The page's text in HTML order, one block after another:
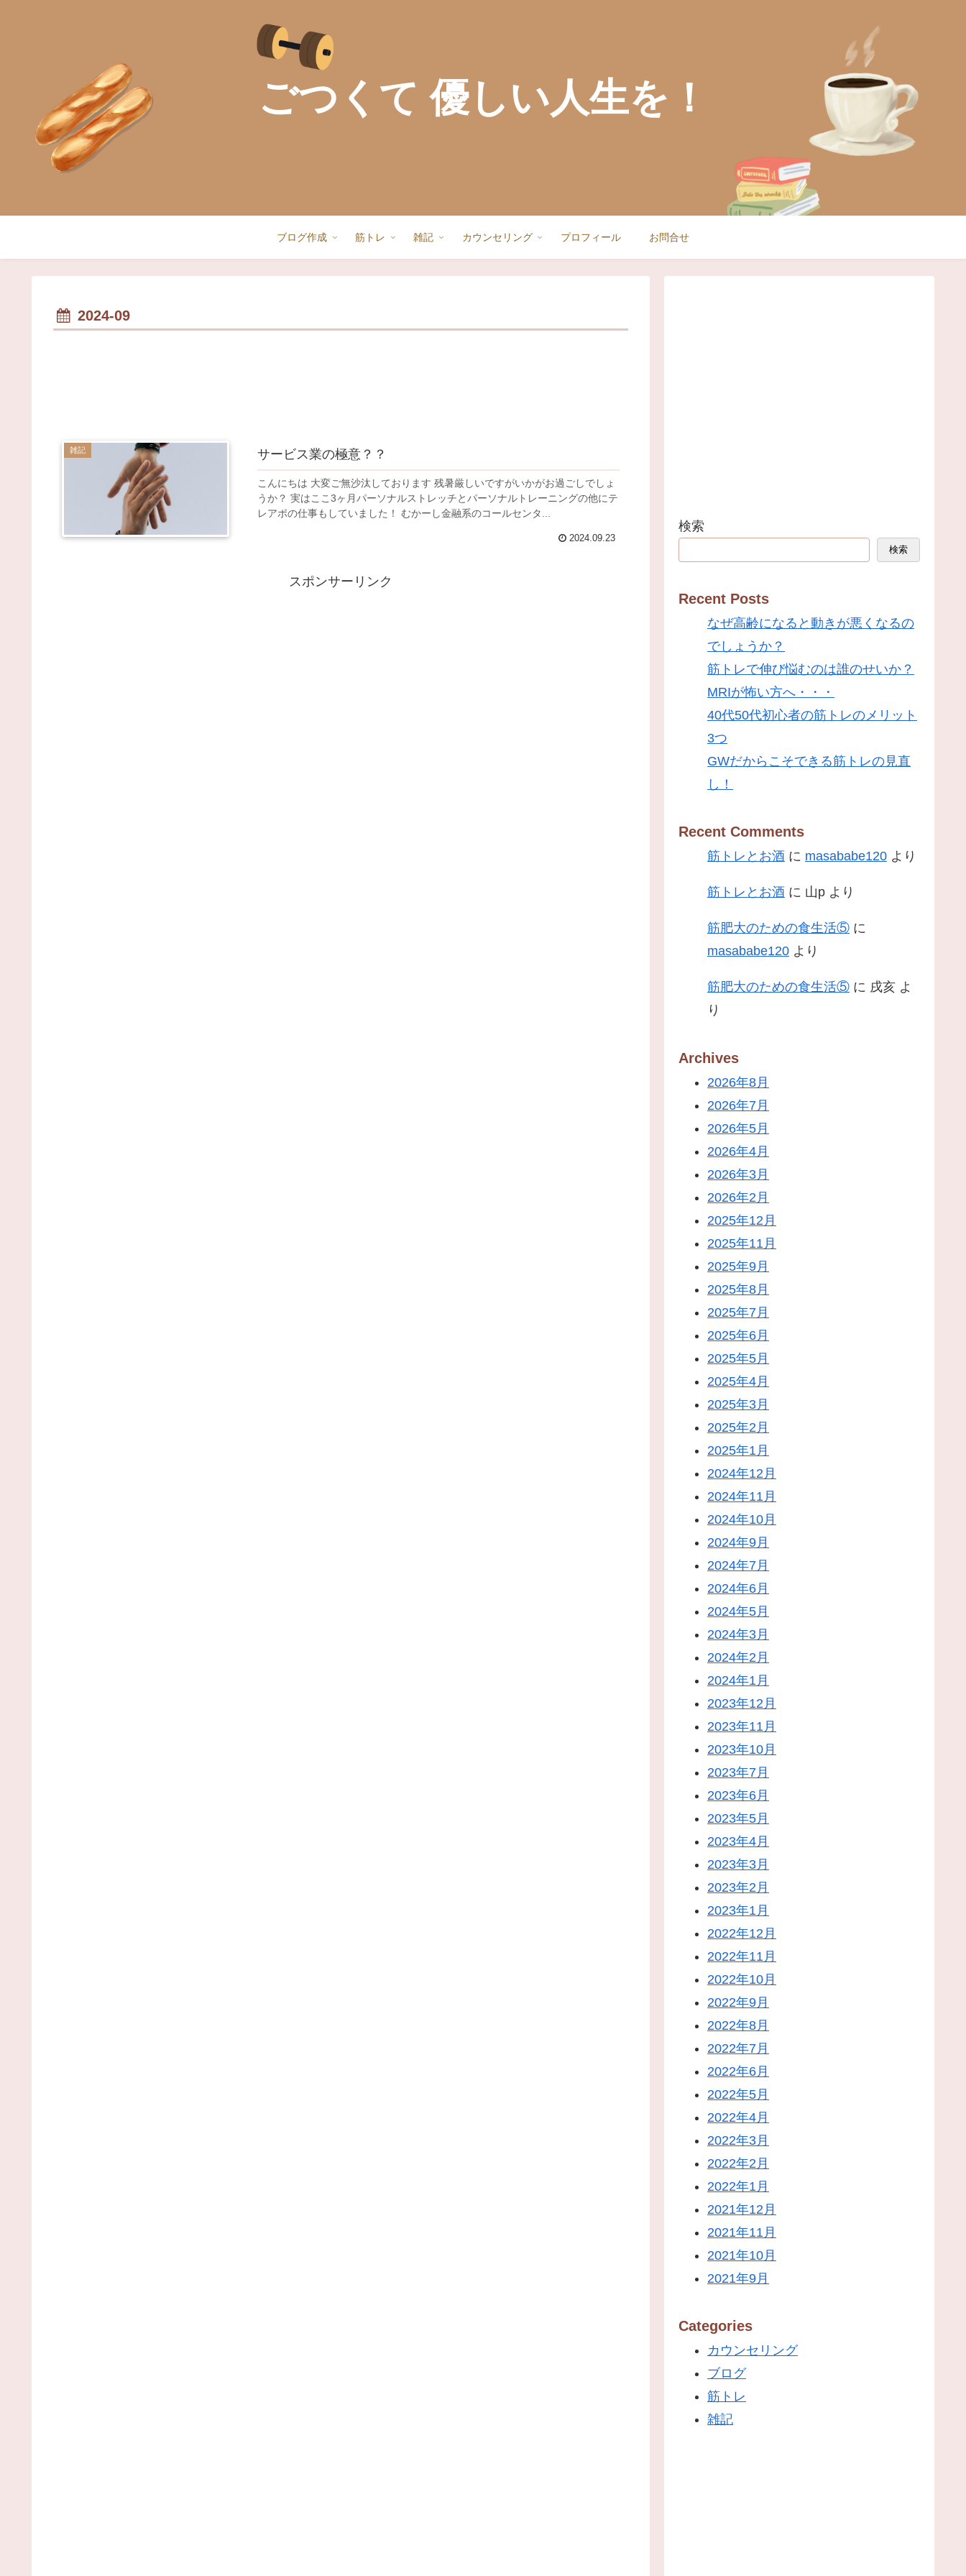
ごつくて 優しい人生を！
ブログ作成 筋トレ 雑記 カウンセリング プロフィール お問合せ
2024-09
雑記 サービス業の極意？？
こんにちは 大変ご無沙汰しております 残暑厳しいですがいかがお過ごしでしょ
うか？ 実はここ3ヶ月パーソナルストレッチとパーソナルトレーニングの他にテ
レアポの仕事もしていました！ むかーし金融系のコールセンタ...
2024.09.23
スポンサーリンク
検索
検索
Recent Posts
なぜ高齢になると動きが悪くなるの
でしょうか？
筋トレで伸び悩むのは誰のせいか？
MRIが怖い方へ・・・
40代50代初心者の筋トレのメリット
3つ
GWだからこそできる筋トレの見直
し！
Recent Comments
筋トレとお酒 に masababe120 より
筋トレとお酒 に 山p より
筋肥大のための食生活⑤ に
masababe120 より
筋肥大のための食生活⑤ に 戌亥 よ
り
Archives
2026年8月
2026年7月
2026年5月
2026年4月
2026年3月
2026年2月
2025年12月
2025年11月
2025年9月
2025年8月
2025年7月
2025年6月
2025年5月
2025年4月
2025年3月
2025年2月
2025年1月
2024年12月
2024年11月
2024年10月
2024年9月
2024年7月
2024年6月
2024年5月
2024年3月
2024年2月
2024年1月
2023年12月
2023年11月
2023年10月
2023年7月
2023年6月
2023年5月
2023年4月
2023年3月
2023年2月
2023年1月
2022年12月
2022年11月
2022年10月
2022年9月
2022年8月
2022年7月
2022年6月
2022年5月
2022年4月
2022年3月
2022年2月
2022年1月
2021年12月
2021年11月
2021年10月
2021年9月
Categories
カウンセリング
ブログ
筋トレ
雑記